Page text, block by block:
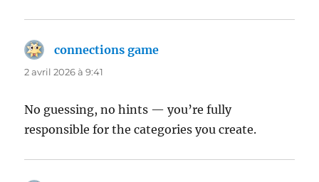
connections game
2 avril 2026 à 9:41
No guessing, no hints — you’re fully
responsible for the categories you create.